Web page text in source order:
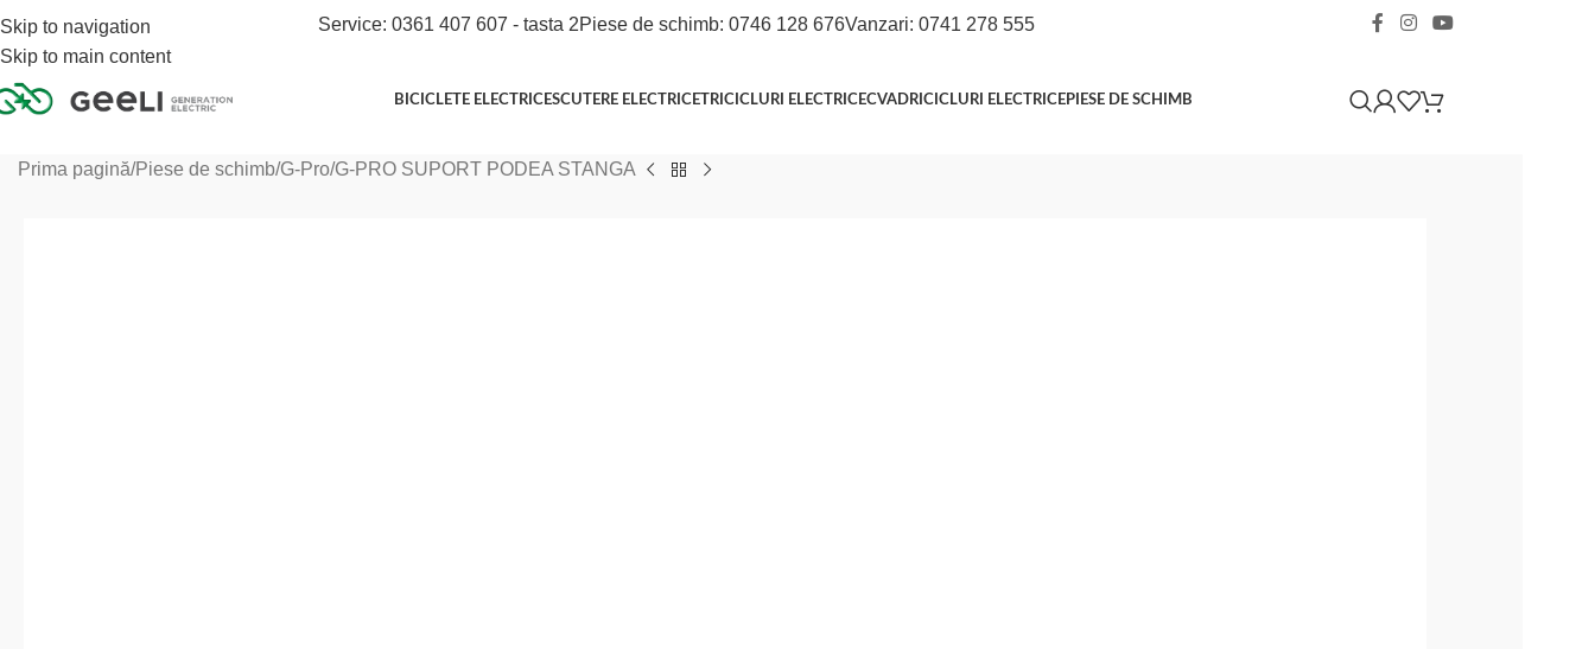
Skip to navigation
Skip to main content
Service: 0361 407 607 - tasta 2Piese de schimb: 0746 128 676Vanzari: 0741 278 555
BICICLETE ELECTRICESCUTERE ELECTRICETRICICLURI ELECTRICECVADRICICLURI ELECTRICEPIESE DE SCHIMB
Prima pagină Piese de schimb G-Pro G-PRO SUPORT PODEA STANGA